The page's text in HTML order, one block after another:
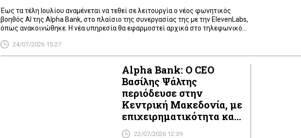
Έως τα τέλη Ιουλίου αναμένεται να τεθεί σε λειτουργία ο νέος φωνητικός
βοηθός AI της Alpha Bank, στο πλαίσιο της συνεργασίας της με την ElevenLabs,
όπως ανακοινώθηκε. Η νέα υπηρεσία θα εφαρμοστεί αρχικά στο τηλεφωνικό
ετησίως, ενώ στη συνέχεια θα επεκταθεί σταδιακά σε όλα τα […]
24/07/2026 15:27
Alpha Bank: Ο CEO
Βασίλης Ψάλτης
περιόδευσε στην
Κεντρική Μακεδονία, με
επιχειρηματικότητα και
παιδεία στο επίκεντρο
22/07/2026 12:39